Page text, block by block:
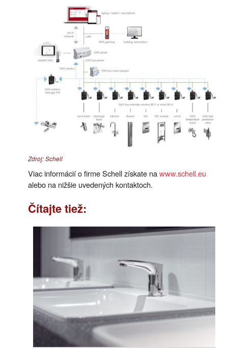
Zdroj: Schell
Viac informácií o firme Schell získate nawww.schell.eu
alebo na nižšie uvedených kontaktoch.
Čítajte tiež: